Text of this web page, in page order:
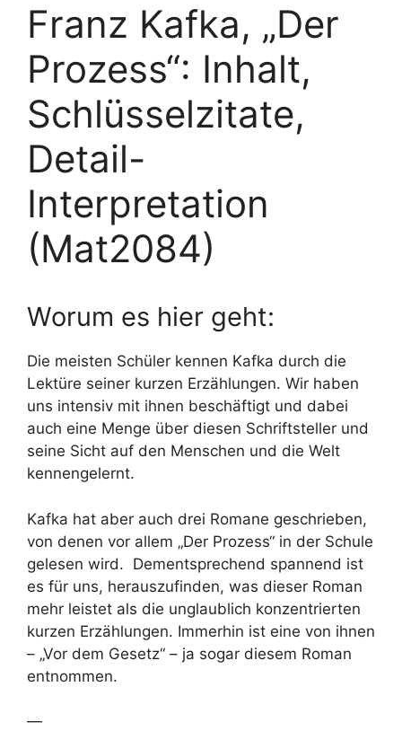
Franz Kafka, „Der
Prozess“: Inhalt,
Schlüsselzitate,
Detail-
Interpretation
(Mat2084)
Worum es hier geht:
Die meisten Schüler kennen Kafka durch die
Lektüre seiner kurzen Erzählungen. Wir haben
uns intensiv mit ihnen beschäftigt und dabei
auch eine Menge über diesen Schriftsteller und
seine Sicht auf den Menschen und die Welt
kennengelernt.
Kafka hat aber auch drei Romane geschrieben,
von denen vor allem „Der Prozess“ in der Schule
gelesen wird. Dementsprechend spannend ist
es für uns, herauszufinden, was dieser Roman
mehr leistet als die unglaublich konzentrierten
kurzen Erzählungen. Immerhin ist eine von ihnen
– „Vor dem Gesetz“ – ja sogar diesem Roman
entnommen.
—